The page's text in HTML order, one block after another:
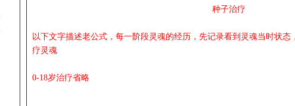
种子治疗
以下文字描述老公式，每一阶段灵魂的经历，先记录看到灵魂当时状
疗灵魂
0-18岁治疗省略